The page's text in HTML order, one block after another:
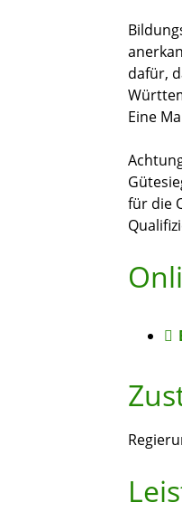
dafür,
Eine
für die